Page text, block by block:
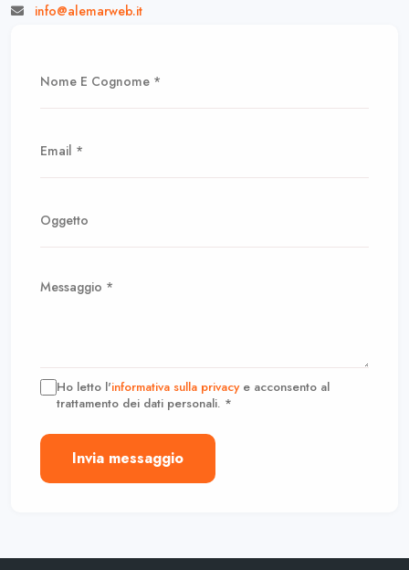
info@alemarweb.it
Ho letto l'informativa sulla privacye acconsento al
trattamento dei dati personali. *
Invia messaggio